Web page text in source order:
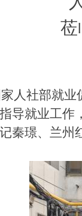
莅
人社部就
导就业工
秦璟、兰